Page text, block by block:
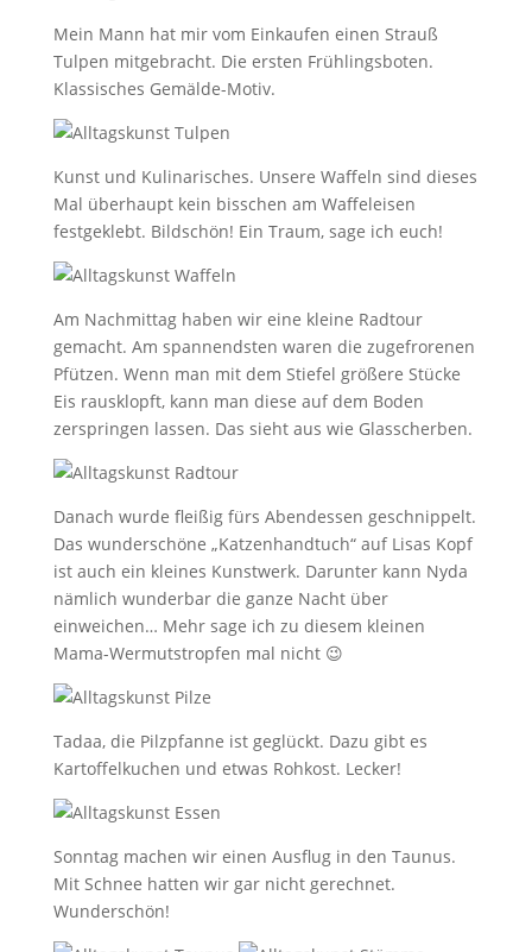
Mein Mann hat mir vom Einkaufen einen Strauß
Tulpen mitgebracht. Die ersten Frühlingsboten.
Klassisches Gemälde-Motiv.
Kunst und Kulinarisches. Unsere Waffeln sind dieses
Mal überhaupt kein bisschen am Waffeleisen
festgeklebt. Bildschön! Ein Traum, sage ich euch!
Am Nachmittag haben wir eine kleine Radtour
gemacht. Am spannendsten waren die zugefrorenen
Pfützen. Wenn man mit dem Stiefel größere Stücke
Eis rausklopft, kann man diese auf dem Boden
zerspringen lassen. Das sieht aus wie Glasscherben.
Danach wurde fleißig fürs Abendessen geschnippelt.
Das wunderschöne „Katzenhandtuch“ auf Lisas Kopf
ist auch ein kleines Kunstwerk. Darunter kann Nyda
nämlich wunderbar die ganze Nacht über
einweichen… Mehr sage ich zu diesem kleinen
Mama-Wermutstropfen mal nicht 😉
Tadaa, die Pilzpfanne ist geglückt. Dazu gibt es
Kartoffelkuchen und etwas Rohkost. Lecker!
Sonntag machen wir einen Ausflug in den Taunus.
Mit Schnee hatten wir gar nicht gerechnet.
Wunderschön!